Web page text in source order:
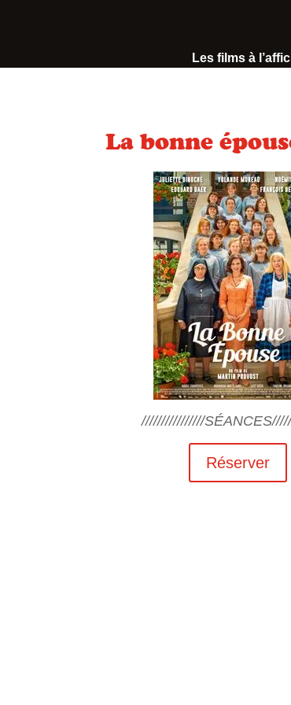
Les films à
La bonne
////////////////
Réserver